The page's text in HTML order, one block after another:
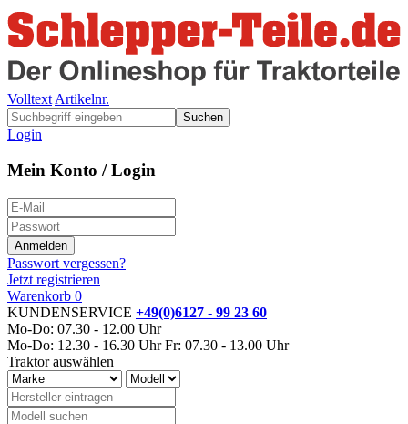
Volltext Artikelnr.
Suchen
Login
Mein Konto / Login
Passwort vergessen?
Jetzt registrieren
Warenkorb 0
KUNDENSERVICE +49(0)6127 - 99 23 60
Mo-Do: 07.30 - 12.00 Uhr
Mo-Do: 12.30 - 16.30 Uhr Fr: 07.30 - 13.00 Uhr
Traktor auswählen